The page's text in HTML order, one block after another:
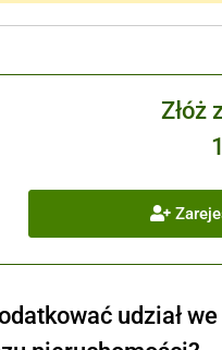
Złóż
udział